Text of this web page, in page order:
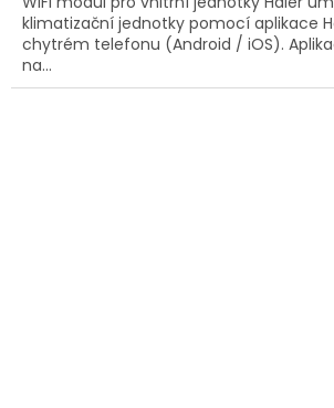
klimatizační jednotky pomocí aplikace
chytrém telefonu (Android / iOS).
na...